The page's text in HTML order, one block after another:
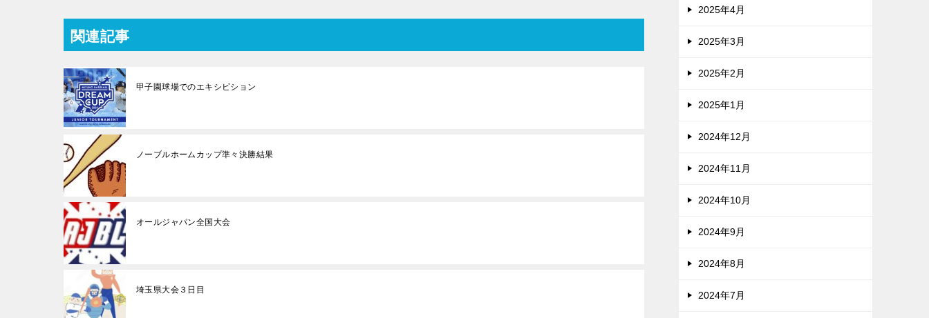
関連記事
甲子園球場でのエキシビション
ノーブルホームカップ準々決勝結果
オールジャパン全国大会
埼玉県大会３日目
2025年4月
2025年3月
2025年2月
2025年1月
2024年12月
2024年11月
2024年10月
2024年9月
2024年8月
2024年7月